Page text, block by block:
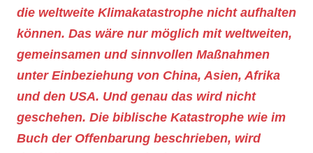
die weltweite Klimakatastrophe nicht aufhalten
können. Das wäre nur möglich mit weltweiten,
gemeinsamen und sinnvollen Maßnahmen
unter Einbeziehung von China, Asien, Afrika
und den USA. Und genau das wird nicht
geschehen. Die biblische Katastrophe wie im
Buch der Offenbarung beschrieben, wird